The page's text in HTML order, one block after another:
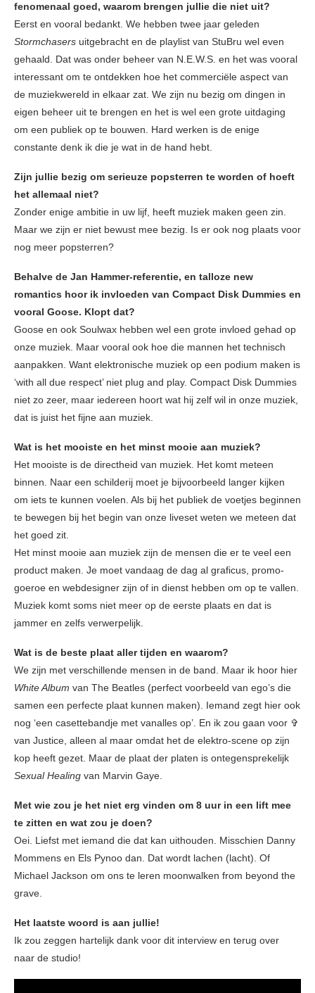
fenomenaal goed, waarom brengen jullie die niet uit?
Eerst en vooral bedankt. We hebben twee jaar geleden
Stormchasers uitgebracht en de playlist van StuBru wel even
gehaald. Dat was onder beheer van N.E.W.S. en het was vooral
interessant om te ontdekken hoe het commerciële aspect van
de muziekwereld in elkaar zat. We zijn nu bezig om dingen in
eigen beheer uit te brengen en het is wel een grote uitdaging
om een publiek op te bouwen. Hard werken is de enige
constante denk ik die je wat in de hand hebt.
Zijn jullie bezig om serieuze popsterren te worden of hoeft
het allemaal niet?
Zonder enige ambitie in uw lijf, heeft muziek maken geen zin.
Maar we zijn er niet bewust mee bezig. Is er ook nog plaats voor
nog meer popsterren?
Behalve de Jan Hammer-referentie, en talloze new
romantics hoor ik invloeden van Compact Disk Dummies en
vooral Goose. Klopt dat?
Goose en ook Soulwax hebben wel een grote invloed gehad op
onze muziek. Maar vooral ook hoe die mannen het technisch
aanpakken. Want elektronische muziek op een podium maken is
‘with all due respect’ niet plug and play. Compact Disk Dummies
niet zo zeer, maar iedereen hoort wat hij zelf wil in onze muziek,
dat is juist het fijne aan muziek.
Wat is het mooiste en het minst mooie aan muziek?
Het mooiste is de directheid van muziek. Het komt meteen
binnen. Naar een schilderij moet je bijvoorbeeld langer kijken
om iets te kunnen voelen. Als bij het publiek de voetjes beginnen
te bewegen bij het begin van onze liveset weten we meteen dat
het goed zit.
Het minst mooie aan muziek zijn de mensen die er te veel een
product maken. Je moet vandaag de dag al graficus, promo-
goeroe en webdesigner zijn of in dienst hebben om op te vallen.
Muziek komt soms niet meer op de eerste plaats en dat is
jammer en zelfs verwerpelijk.
Wat is de beste plaat aller tijden en waarom?
We zijn met verschillende mensen in de band. Maar ik hoor hier
White Album van The Beatles (perfect voorbeeld van ego’s die
samen een perfecte plaat kunnen maken). Iemand zegt hier ook
nog ‘een casettebandje met vanalles op’. En ik zou gaan voor ✞
van Justice, alleen al maar omdat het de elektro-scene op zijn
kop heeft gezet. Maar de plaat der platen is ontegensprekelijk
Sexual Healing van Marvin Gaye.
Met wie zou je het niet erg vinden om 8 uur in een lift mee
te zitten en wat zou je doen?
Oei. Liefst met iemand die dat kan uithouden. Misschien Danny
Mommens en Els Pynoo dan. Dat wordt lachen (lacht). Of
Michael Jackson om ons te leren moonwalken from beyond the
grave.
Het laatste woord is aan jullie!
Ik zou zeggen hartelijk dank voor dit interview en terug over
naar de studio!